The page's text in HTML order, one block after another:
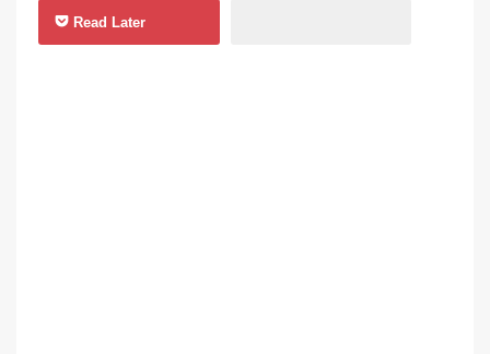
Read Later